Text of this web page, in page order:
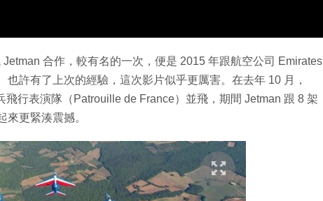
合作，較有名的一次，便是 2015 年跟航空公司 Emirates
許有了上次的經驗，這次影片似乎更厲害。在去年 10 月，
行表演隊（Patrouille de France）並飛，期間 Jetman 跟 8 架
更緊湊震撼。